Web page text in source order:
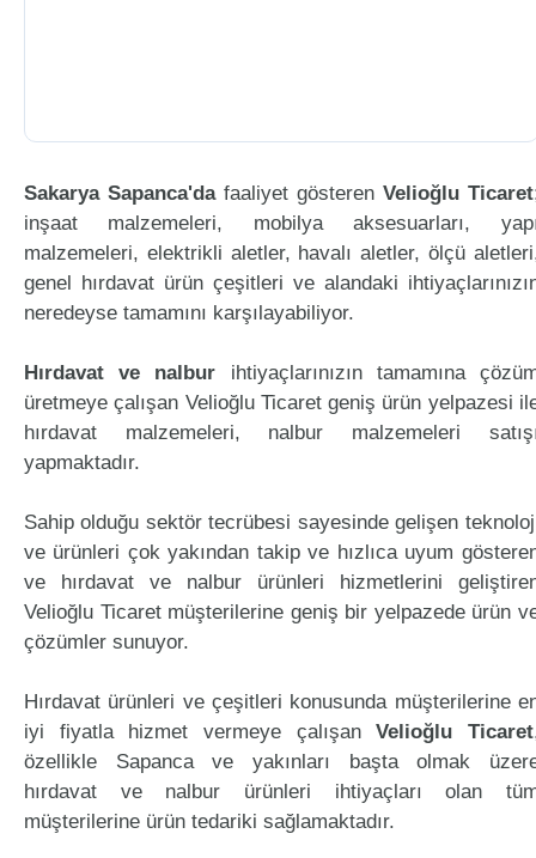
Sakarya Sapanca'dafaaliyet gösteren Velioğlu Ticaret
inşaat malzemeleri, mobilya aksesuarları,
malzemeleri, elektrikli aletler, havalı aletler, ölçü
genel hırdavat ürün çeşitleri ve alandaki
neredeyse tamamını karşılayabiliyor.
Hırdavat ve nalbur ihtiyaçlarınızın tamamına
üretmeye çalışan Velioğlu Ticaret geniş ürün yelpazesi
hırdavat malzemeleri, nalbur malzemeleri
yapmaktadır.
Sahip olduğu sektör tecrübesi sayesinde gelişen
ve ürünleri çok yakından takip ve hızlıca uyum
ve hırdavat ve nalbur ürünleri hizmetlerini
Velioğlu Ticaret müşterilerine geniş bir yelpazede ürün
çözümler sunuyor.
Hırdavat ürünleri ve çeşitleri konusunda müşterilerine
iyi fiyatla hizmet vermeye çalışanVelioğlu Ticaret
özellikle Sapanca ve yakınları başta olmak
hırdavat ve nalbur ürünleri ihtiyaçları olan
müşterilerine ürün tedariki sağlamaktadır.